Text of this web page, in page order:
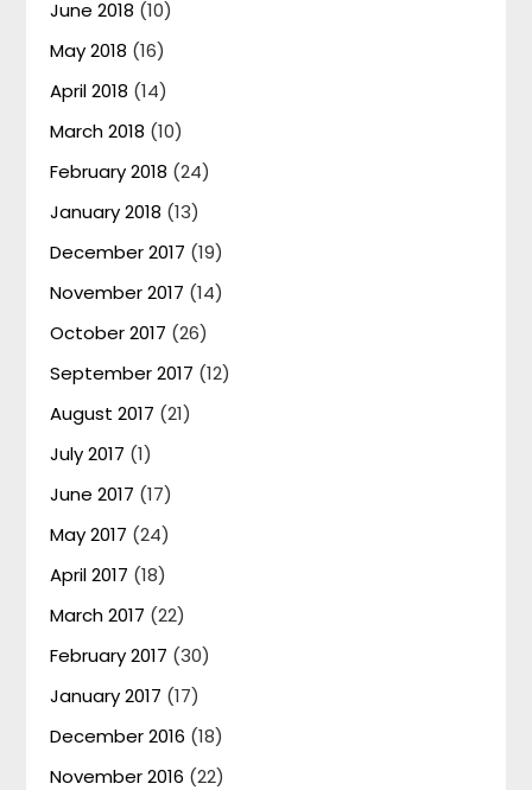
June 2018 (10)
May 2018 (16)
April 2018 (14)
March 2018 (10)
February 2018 (24)
January 2018 (13)
December 2017 (19)
November 2017 (14)
October 2017 (26)
September 2017 (12)
August 2017 (21)
July 2017 (1)
June 2017 (17)
May 2017 (24)
April 2017 (18)
March 2017 (22)
February 2017 (30)
January 2017 (17)
December 2016 (18)
November 2016 (22)